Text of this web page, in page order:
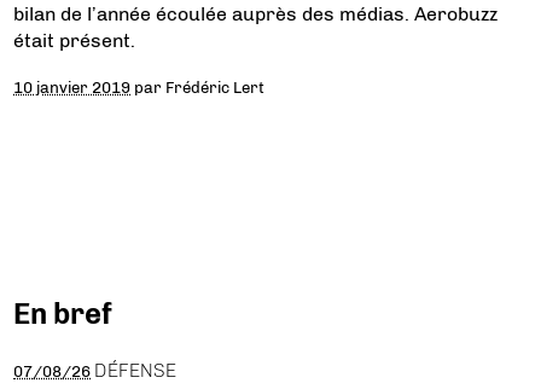
bilan de l’année écoulée auprès des médias. Aerobuzz
était présent.
10 janvier 2019 par Frédéric Lert
En bref
07/08/26 DÉFENSE